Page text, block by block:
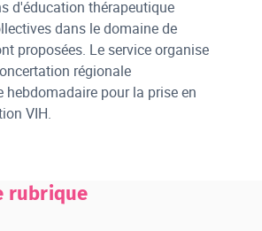
d'éducation thérapeutique
dans le domaine de
proposées. Le service organise
régionale
pour la prise en
VIH.
rubrique